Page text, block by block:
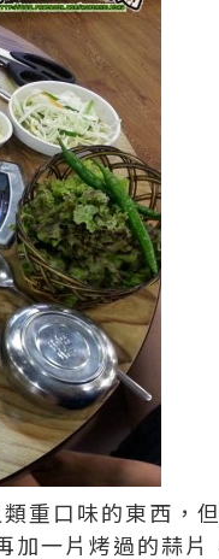
重口味的東西，
一片烤過的蒜片